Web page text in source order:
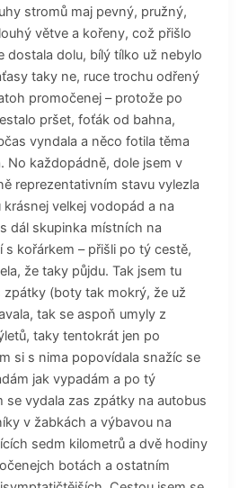
stromů maj pevný, pružný,
větve a kořeny, což přišlo
dostala dolu, bílý tílko už nebylo
taky ne, ruce trochu odřený
promočenej – protože po
pršet, foťák od bahna,
vyndala a něco fotila těma
No každopádně, dole jsem v
reprezentativním stavu vylezla
velkej vodopád a na
dál skupinka místních na
s kořárkem – přišli po tý cestě,
že taky půjdu. Tak jsem tu
zpátky (boty tak mokrý, že už
tak se aspoň umyly z
taky tentokrát jen po
si s nima popovídala snažíc se
jak vypadám a po tý
se vydala zas zpátky na autobus
v žabkách a výbavou na
sedm kilometrů a dvě hodiny
botách a ostatním